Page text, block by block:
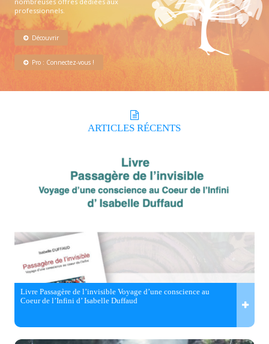
professionnels.
Découvrir
Pro : Connectez-vous !
ARTICLES RÉCENTS
Livre Passagère de l’invisible Voyage d’une conscience au
Coeur de l’Infini d’ Isabelle Duffaud